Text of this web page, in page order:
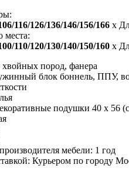
116/126/136/146/156/166 x
места:
110/120/130/140/150/160 x
хвойных пород, фанера
блок боннель, ППУ,
подушки 40 x 56
мебели: 1 год
Курьером по городу